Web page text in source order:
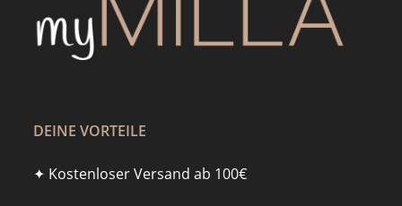
DEINE VORTEILE
✦ Kostenloser Versand ab 100€